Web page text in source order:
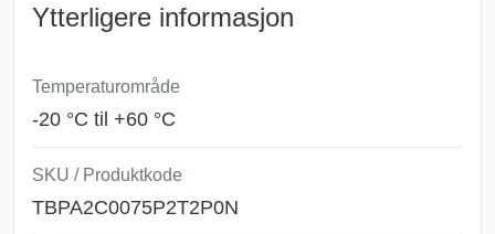
Ytterligere informasjon
Temperaturområde
-20 °C til +60 °C
SKU / Produktkode
TBPA2C0075P2T2P0N